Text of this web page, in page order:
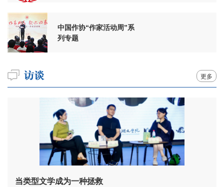
中国作协“作家活动周”系
列专题
更多
当类型文学成为一种拯救